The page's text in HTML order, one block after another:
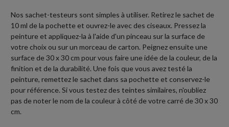
Nos sachet-testeurs sont simples à utiliser. Retirez le sachet de
10 ml de la pochette et ouvrez-le avec des ciseaux. Pressez la
peinture et appliquez-la à l'aide d'un pinceau sur la surface de
votre choix ou sur un morceau de carton. Peignez ensuite une
surface de 30 x 30 cm pour vous faire une idée de la couleur, de la
finition et de la durabilité. Une fois que vous avez testé la
peinture, remettez le sachet dans sa pochette et conservez-le
pour référence. Si vous testez des teintes similaires, n'oubliez
pas de noter le nom de la couleur à côté de votre carré de 30 x 30
cm.